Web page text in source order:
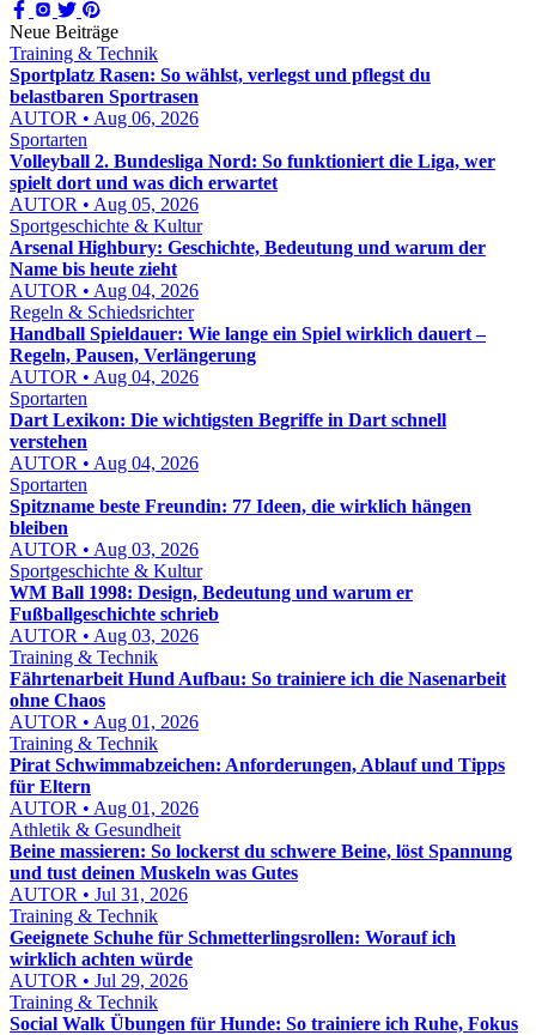
Neue Beiträge
Training & Technik
Sportplatz Rasen: So wählst, verlegst und pflegst du
belastbaren Sportrasen
AUTOR • Aug 06, 2026
Sportarten
Volleyball 2. Bundesliga Nord: So funktioniert die Liga, wer
spielt dort und was dich erwartet
AUTOR • Aug 05, 2026
Sportgeschichte & Kultur
Arsenal Highbury: Geschichte, Bedeutung und warum der
Name bis heute zieht
AUTOR • Aug 04, 2026
Regeln & Schiedsrichter
Handball Spieldauer: Wie lange ein Spiel wirklich dauert –
Regeln, Pausen, Verlängerung
AUTOR • Aug 04, 2026
Sportarten
Dart Lexikon: Die wichtigsten Begriffe in Dart schnell
verstehen
AUTOR • Aug 04, 2026
Sportarten
Spitzname beste Freundin: 77 Ideen, die wirklich hängen
bleiben
AUTOR • Aug 03, 2026
Sportgeschichte & Kultur
WM Ball 1998: Design, Bedeutung und warum er
Fußballgeschichte schrieb
AUTOR • Aug 03, 2026
Training & Technik
Fährtenarbeit Hund Aufbau: So trainiere ich die Nasenarbeit
ohne Chaos
AUTOR • Aug 01, 2026
Training & Technik
Pirat Schwimmabzeichen: Anforderungen, Ablauf und Tipps
für Eltern
AUTOR • Aug 01, 2026
Athletik & Gesundheit
Beine massieren: So lockerst du schwere Beine, löst Spannung
und tust deinen Muskeln was Gutes
AUTOR • Jul 31, 2026
Training & Technik
Geeignete Schuhe für Schmetterlingsrollen: Worauf ich
wirklich achten würde
AUTOR • Jul 29, 2026
Training & Technik
Social Walk Übungen für Hunde: So trainiere ich Ruhe, Fokus